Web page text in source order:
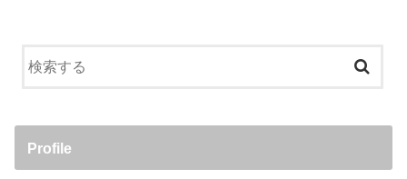
Profile